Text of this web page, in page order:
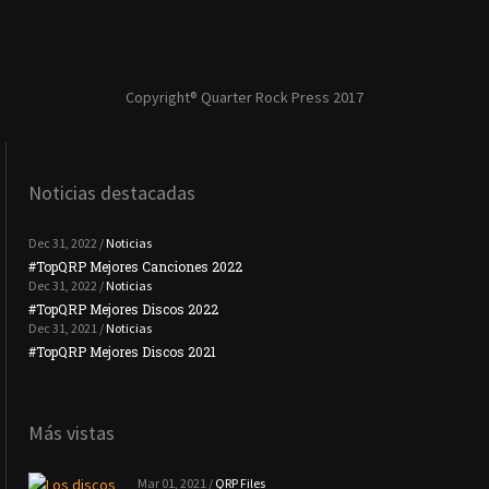
Copyright® Quarter Rock Press 2017
Noticias destacadas
Dec 31, 2022 / Noticias
#TopQRP Mejores Canciones 2022
Dec 31, 2022 / Noticias
#TopQRP Mejores Discos 2022
Dec 31, 2021 / Noticias
#TopQRP Mejores Discos 2021
Más vistas
Mar 01, 2021 / QRP Files